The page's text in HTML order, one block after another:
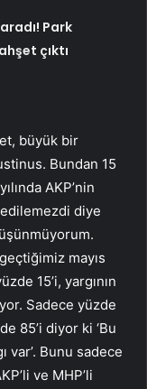
Park
çıktı
büyük bir
Bundan 15
AKP’nin
diye
mayıs
15’i, yargının
Sadece yüzde
85’i diyor ki ‘Bu
var’. Bunu sadece
ve MHP’li